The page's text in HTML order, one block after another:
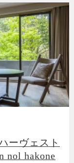
ーヴェスト
nol hakone